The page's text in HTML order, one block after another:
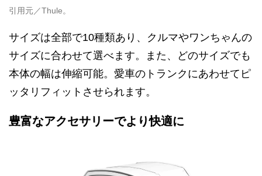
引用元／Thule。
サイズは全部で10種類あり、クルマやワンちゃんの
サイズに合わせて選べます。また、どのサイズでも
本体の幅は伸縮可能。愛車のトランクにあわせてピ
ッタリフィットさせられます。
豊富なアクセサリーでより快適に